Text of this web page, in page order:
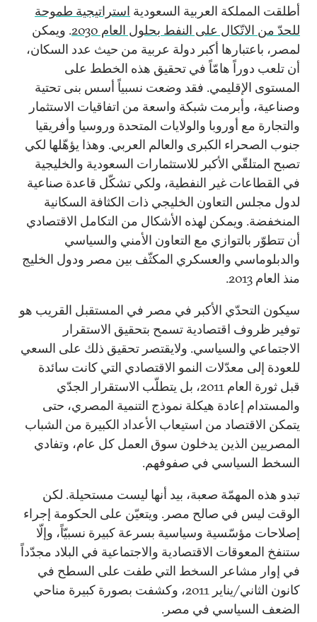
أطلقت المملكة العربية السعودية استراتيجية طموحة
للحدّ من الاتّكال على النفط بحلول العام 2030
. ويمكن
لمصر، باعتبارها أكبر دولة عربية من حيث عدد السكان،
أن تلعب دوراً هامّاً في تحقيق هذه الخطط على
المستوى الإقليمي. فقد وضعت نسبياً أسس بنى تحتية
وصناعية، وأبرمت شبكة واسعة من اتفاقيات الاستثمار
والتجارة مع أوروبا والولايات المتحدة وروسيا وأفريقيا
جنوب الصحراء الكبرى والعالم العربي. وهذا يؤهّلها لكي
تصبح المتلقّي الأكبر للاستثمارات السعودية والخليجية
في القطاعات غير النفطية، ولكي تشكّل قاعدة صناعية
لدول مجلس التعاون الخليجي ذات الكثافة السكانية
المنخفضة. ويمكن لهذه الأشكال من التكامل الاقتصادي
أن تتطوّر بالتوازي مع التعاون الأمني والسياسي
والدبلوماسي والعسكري المكثّف بين مصر ودول الخليج
منذ العام 2013.
سيكون التحدّي الأكبر في مصر في المستقبل القريب هو
توفير ظروف اقتصادية تسمح بتحقيق الاستقرار
الاجتماعي والسياسي. ولايقتصر تحقيق ذلك على السعي
للعودة إلى معدّلات النمو الاقتصادي التي كانت سائدة
قبل ثورة العام 2011، بل يتطلّب الاستقرار الجدّي
والمستدام إعادة هيكلة نموذج التنمية المصري، حتى
يتمكن الاقتصاد من استيعاب الأعداد الكبيرة من الشباب
المصريين الذين يدخلون سوق العمل كل عام، وتفادي
السخط السياسي في صفوفهم.
تبدو هذه المهمّة صعبة، بيد أنها ليست مستحيلة. لكن
الوقت ليس في صالح مصر. ويتعيّن على الحكومة إجراء
إصلاحات مؤسّسية وسياسية بسرعة كبيرة نسبيّاً، وإلّا
ستنفخ المعوقات الاقتصادية والاجتماعية في البلاد مجدّداً
في إوار مشاعر السخط التي طفت على السطح في
كانون الثاني/يناير 2011، وكشفت بصورة كبيرة مناحي
الضعف السياسي في مصر.